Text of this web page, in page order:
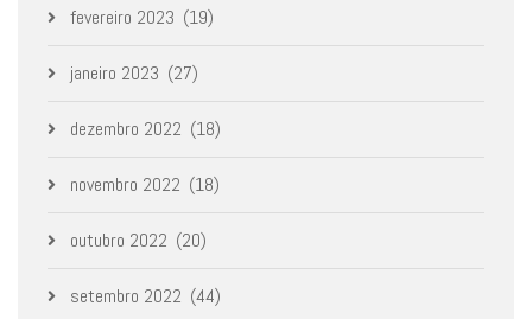
fevereiro 2023 (19)
janeiro 2023 (27)
dezembro 2022 (18)
novembro 2022 (18)
outubro 2022 (20)
setembro 2022 (44)